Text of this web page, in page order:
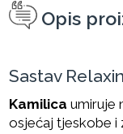
Opis
Sastav
Kamilicaumiruje
osjećaj tjeskobe i